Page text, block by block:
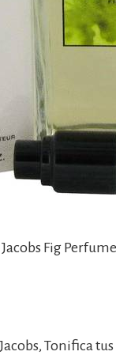
Fig Perfume
Tonifica